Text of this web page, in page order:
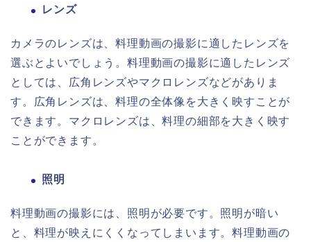
レンズ
カメラのレンズは、料理動画の撮影に適したレンズを
選ぶとよいでしょう。料理動画の撮影に適したレンズ
としては、広角レンズやマクロレンズなどがありま
す。広角レンズは、料理の全体像を大きく映すことが
できます。マクロレンズは、料理の細部を大きく映す
ことができます。
照明
料理動画の撮影には、照明が必要です。照明が暗い
と、料理が映えにくくなってしまいます。料理動画の